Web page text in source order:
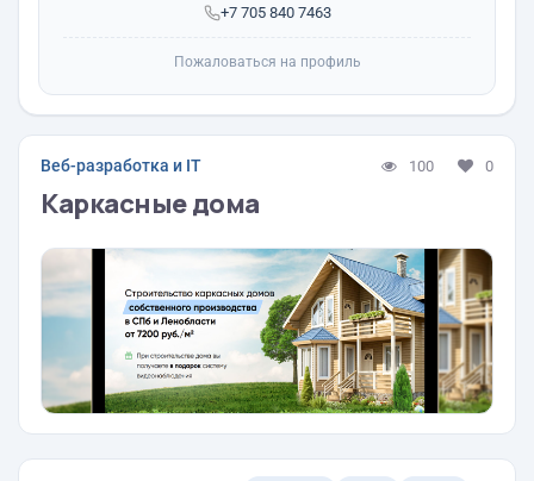
+7 705 840 7463
Пожаловаться на профиль
Веб-разработка и IT 100 0
Каркасные дома